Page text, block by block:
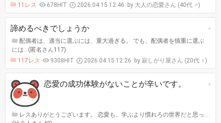
11レス
678HIT 2026.04.15 12:46 大人の恋愛さん (40代 ♂)
諦めるべきでしょうか
配偶者は、適当に選ぶには、重大過ぎる。 でも、配偶者を慎重に選ぶ
には…(匿名さん117)
117レス
9308HIT 2026.04.15 12:26 寂しがり屋さん (20代 ♀)
恋愛の成功体験がないことが辛いです。
レスありがとうございます。 恋愛も、学ぶより慣れろの世界だと思っ…